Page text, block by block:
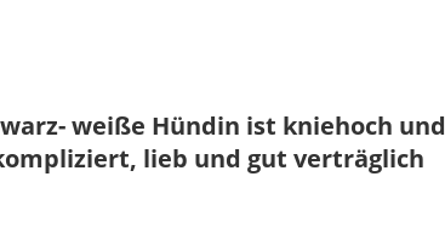
weiße Hündin ist kniehoch und
lieb und gut verträglich